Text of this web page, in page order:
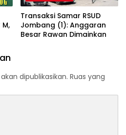
Transaksi Samar RSUD
Jombang (1): Anggaran
Besar Rawan Dimainkan
dipublikasikan. Ruas yang